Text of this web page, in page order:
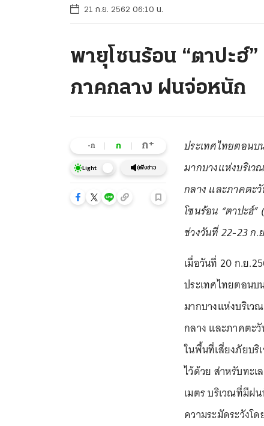
21 ก.ย. 2562 06:10 น.
พายุโซนร้อน “ตาปะฮ์
ภาคกลาง ฝนจ่อหนัก
-ก ก ก+
Light ฟังข่าว
ประเทศไทยตอน
มากบางแห่งบริเ
กลาง และภาคต
โซนร้อน “ตาปะฮ์
ช่วงวันที่ 22-23 ก
เมื่อวันที่ 20 ก.ย
ประเทศไทยตอน
มากบางแห่งบริเว
กลาง และภาคตะ
ในพื้นที่เสี่ยงภัยบ
ไว้ด้วย สำหรับทะ
เมตร บริเวณที่มีฝ
ความระมัดระวังโ